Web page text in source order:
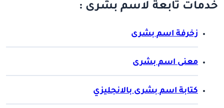
خدمات تابعة لاسم بشرى :
زخرفة اسم بشرى
معنى اسم بشرى
كتابة اسم بشرى بالانجليزي